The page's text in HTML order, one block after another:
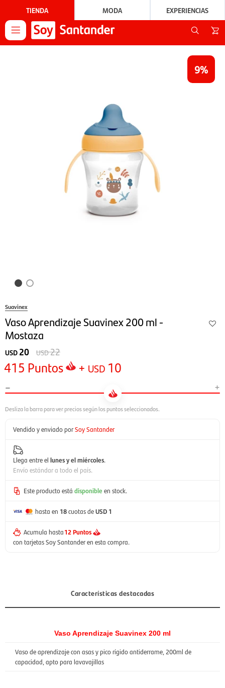
TIENDA MODA EXPERIENCIAS

9
Suavinex
Vaso Aprendizaje Suavinex 200 ml -
Mostaza
USD 20 USD22
415 Puntos + USD 10
- +
Vendido y enviado porSoy Santander
Llega entre el lunes y el miércoles.
Envío estándar a todo el país.
Este producto está disponible en stock.
hasta en 18cuotas deUSD 1
Acumula hasta12 Puntos
con tarjetas Soy Santander en esta compra.
Características destacadas
Vaso Aprendizaje Suavinex 200 ml
Vaso de aprendizaje con asas y pico rígido antiderrame, 200ml de
capacidad, apto para lavavajillas